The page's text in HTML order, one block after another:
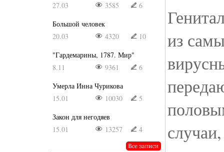
27.03
3585
6
Большой человек
20.03
4320
10
"Гардемарины, 1787. Мир"
8.11
9361
6
Умерла Инна Чурикова
15.01
10030
5
Закон для негодяев
15.01
13257 4
из